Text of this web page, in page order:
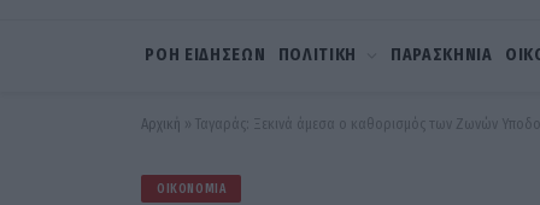
ΡΟΗ ΕΙΔΗΣΕΩΝ ΠΟΛΙΤΙΚΗ ΠΑΡΑΣΚΗΝΙΑ
Αρχική » Ταγαράς: Ξεκινά άμεσα ο καθορισμός των Ζωνών
ΟΙΚΟΝΟΜΊΑ